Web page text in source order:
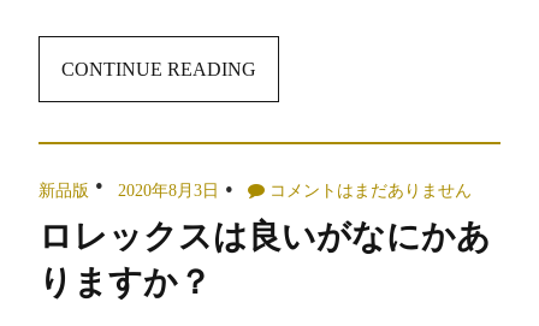
CONTINUE READING
新品版 2020年8月3日 コメントはまだありません
ロレックスは良いがなにかあ
りますか？